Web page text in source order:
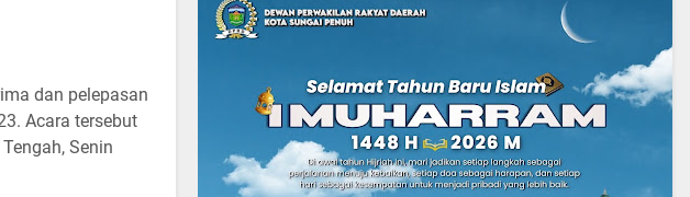
dan pelepasan
Acara tersebut
Senin